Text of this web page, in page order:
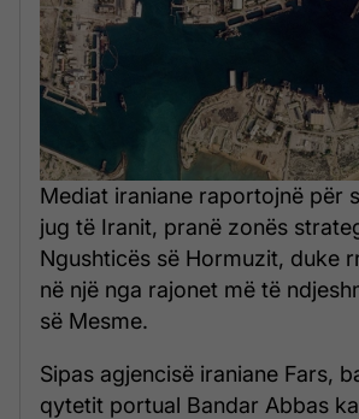
Mediat iraniane raportojnë për
jug të Iranit, pranë zonës
Ngushticës së Hormuzit, duke
në një nga rajonet më të
së Mesme.
Sipas agjencisë iraniane Fars,
qytetit portual Bandar Abbas